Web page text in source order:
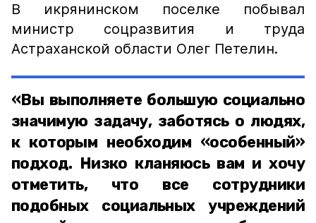
В икрянинском поселке побывал
министр соцразвития и труда
Астраханской области Олег Петелин.
«Вы выполняете большую социально
значимую задачу, заботясь о людях,
к которым необходим «особенный»
подход. Низко кланяюсь вам и хочу
отметить, что все сотрудники
подобных социальных учреждений